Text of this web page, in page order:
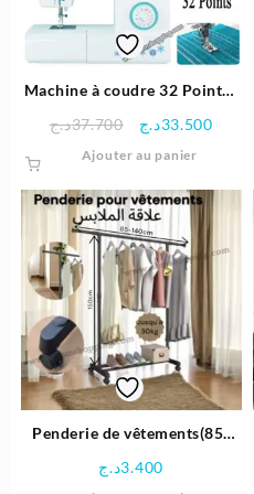
Machine à coudre 32 Points |
37.700د.ج
Le
était :
33.500د.ج
Le
est :
Ajouter au panier
Penderie de vêtements(85-
الملابس
3.400د.ج